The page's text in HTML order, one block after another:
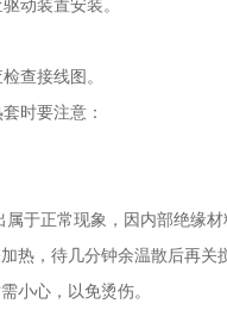
动装置安装。
查接线图。
时要注意：
正常现象，因内部绝缘材
，待几分钟余温散后再关
心，以免烫伤。